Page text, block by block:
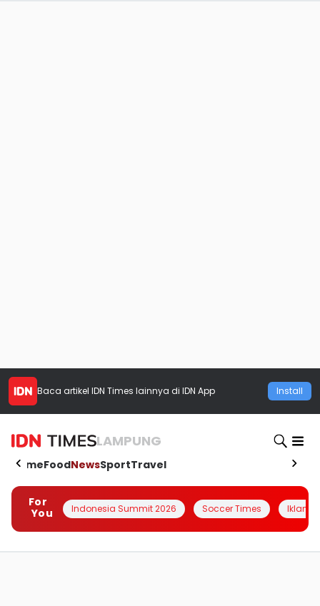
Baca artikel IDN Times lainnya di IDN App Install
LAMPUNG
HomeFoodNewsSportTravel
For
You
Indonesia Summit 2026 Soccer Times Iklanin